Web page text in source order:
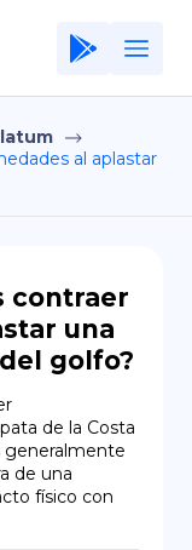
al aplastar
contraer
una
golfo?
de la Costa
generalmente
de una
físico con